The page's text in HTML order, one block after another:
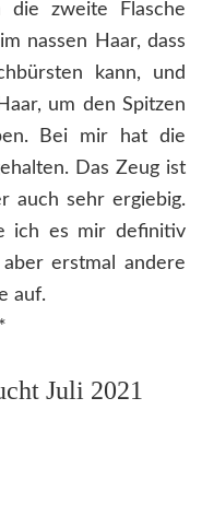
zweite Flasche
nassen Haar, dass
kann, und
um den Spitzen
Bei mir hat die
Das Zeug ist
auch sehr ergiebig.
ich es mir definitiv
erstmal andere
auf.
*
Juli 2021